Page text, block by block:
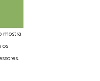
mostra
os